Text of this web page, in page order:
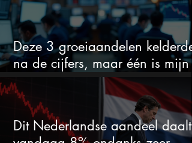
Deze 3 groeiaandelen
na de cijfers, maar één is mijn
duidelijke favoriet
Dit Nederlandse aandeel daalt